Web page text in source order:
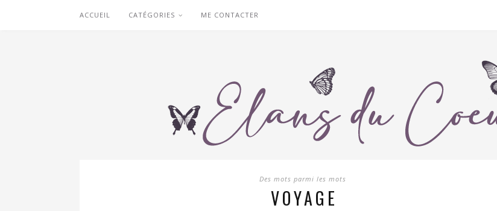
ACCUEIL CATÉGORIES ME CONTACTER
Des mots parmi les mots
VOYAGE